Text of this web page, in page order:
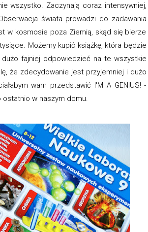
wszystko. Zaczynają coraz intensywniej,
świata prowadzi do zadawania
w kosmosie poza Ziemią, skąd się bierze
Możemy kupić książkę, która będzie
fajniej odpowiedzieć na te wszystkie
że zdecydowanie jest przyjemniej i dużo
wam przedstawić I'M A GENIUS! -
ostatnio w naszym domu.